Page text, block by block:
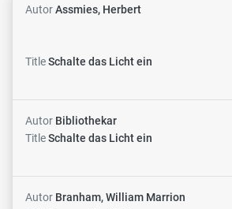
AutorAssmies, Herbert
TitleSchalte das Licht ein
Autor Bibliothekar
TitleSchalte das Licht ein
Autor Branham, William Marrion